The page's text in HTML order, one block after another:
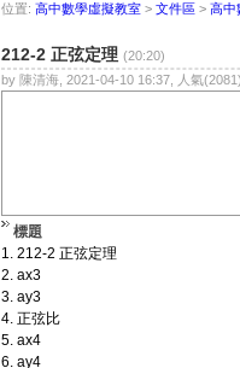
位置: 高中數學虛擬教室 > 文件區 > 高中
212-2 正弦定理 (20:20)
by 陳清海, 2021-04-10 16:37, 人氣
標題
1. 212-2 正弦定理
2. ax3
3. ay3
4. 正弦比
5. ax4
6. ay4